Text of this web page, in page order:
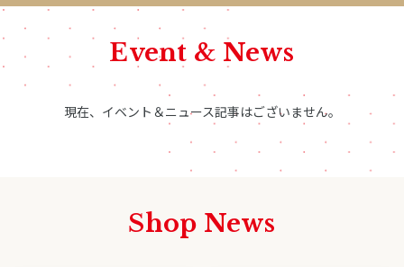
Event & News
現在、イベント＆ニュース記事はございません。
Shop News